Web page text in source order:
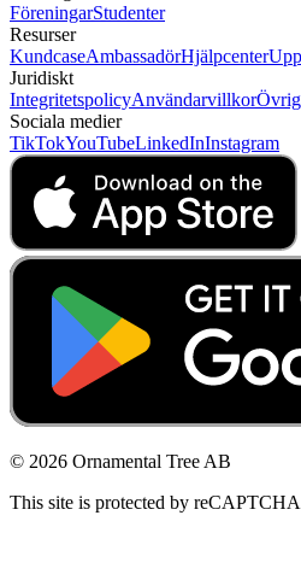
FöreningarStudenter
Resurser
KundcaseAmbassadörHjälpcenter
Juridiskt
IntegritetspolicyAnvändarvillkor
Sociala medier
TikTokYouTubeLinkedInInstagram
© 2026 Ornamental Tree AB
This site is protected by reCAPTCHA